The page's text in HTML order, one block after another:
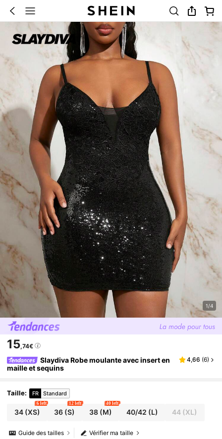
1/4
15,74€
Slaydiva Robe moulante avec insert en
maille et sequins
4,66 (6)
Taille: FR Standard
34(XS)
6 left
36 (S)
12 left
38(M)
40 left
40/42 (L) 44 (XL)
Vérifier ma taille
Guide des tailles